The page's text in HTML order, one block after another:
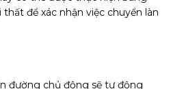
để xác nhận việc chuyển làn
đường chủ động sẽ tự động